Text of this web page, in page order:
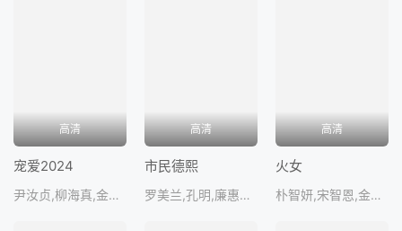
高清
宠爱2024
尹汝贞,柳海真,金允珍,郑承华,金瑞亨
高清
市民德熙
罗美兰,孔明,廉惠兰,朴炳垠,张允柱
高清
火女
朴智妍,宋智恩,金睿意,李至勋